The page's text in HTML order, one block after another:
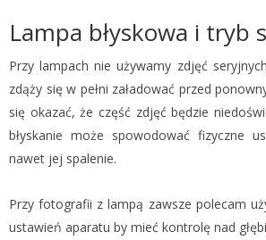
Lampa błyskowa i tryb
Przy lampach nie używamy zdjęć
zdąży się w pełni załadować przed
się okazać, że część zdjęć będzie
błyskanie może spowodować fizyczne
nawet jej spalenie.
Przy fotografii z lampą zawsze polecam
ustawień aparatu by mieć kontrolę nad